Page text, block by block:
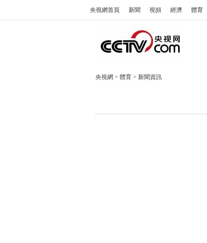
央視網首頁 新聞 視頻 經濟 體育
央視網 > 體育 > 新聞資訊